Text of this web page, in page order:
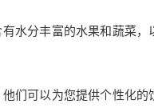
水分丰富的水果和蔬菜
们可以为您提供个性化